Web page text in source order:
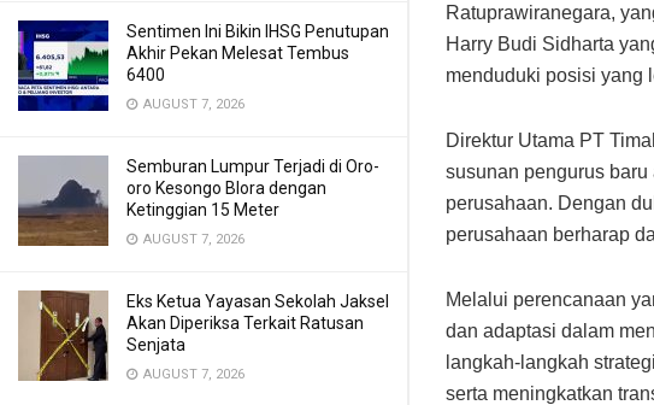
Sentimen Ini Bikin IHSG Penutupan
Akhir Pekan Melesat Tembus
6400
AUGUST 7, 2026
Semburan Lumpur Terjadi di Oro-
oro Kesongo Blora dengan
Ketinggian 15 Meter
AUGUST 7, 2026
Eks Ketua Yayasan Sekolah Jaksel
Akan Diperiksa Terkait Ratusan
Senjata
AUGUST 7, 2026
Ratuprawiranegara,
Harry Budi Sidharta
menduduki posisi yang
Direktur Utama PT
susunan pengurus
perusahaan. Dengan
perusahaan berharap
Melalui perencanaan
dan adaptasi dalam
langkah-langkah
serta meningkatkan